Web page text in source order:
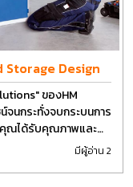
Design
ของHM
จนกระทั่งจบกระบนการ
คุณได้รับคุณภาพและ
มีผู้อ่าน 2